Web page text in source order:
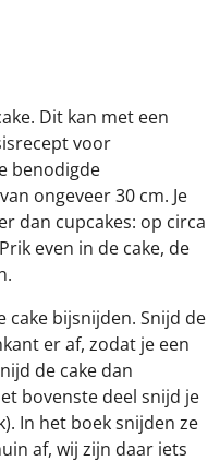
Dit kan met een
voor
benodigde
ongeveer 30 cm. Je
dan cupcakes: op circa
even in de cake, de
cake bijsnijden. Snijd de
er af, zodat je een
de cake dan
bovenste deel snijd je
In het boek snijden ze
af, wij zijn daar iets